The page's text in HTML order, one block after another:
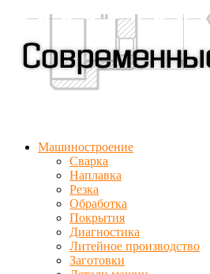
Машиностроение
Сварка
Наплавка
Резка
Обработка
Покрытия
Диагностика
Литейное производство
Заготовки